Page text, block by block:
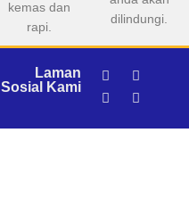
kemas dan
rapi.
dilindungi.
Laman
Sosial Kami